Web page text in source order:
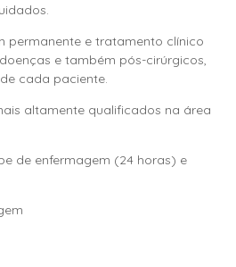
permanente e tratamento clínico
e também pós-cirúrgicos,
cada paciente.
altamente qualificados na área
de enfermagem (24 horas) e